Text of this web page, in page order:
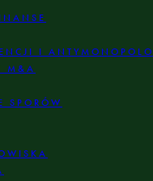
I
M&A
SPORÓW